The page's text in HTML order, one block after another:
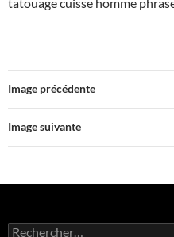
Image précédente
Image suivante
Rechercher :